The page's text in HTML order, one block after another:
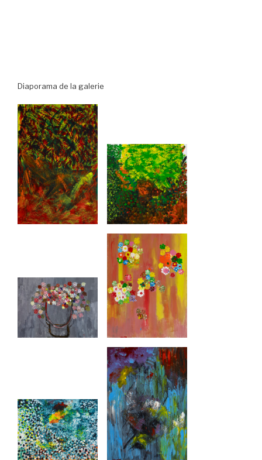
Diaporama de la galerie